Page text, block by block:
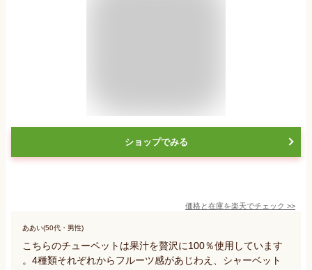
ショップでみる
価格と在庫を楽天でチェック >>
ああい(50代・男性)
こちらのチューペットは果汁を贅沢に100％使用しています
。4種類それぞれからフルーツ感があじわえ、シャーベット